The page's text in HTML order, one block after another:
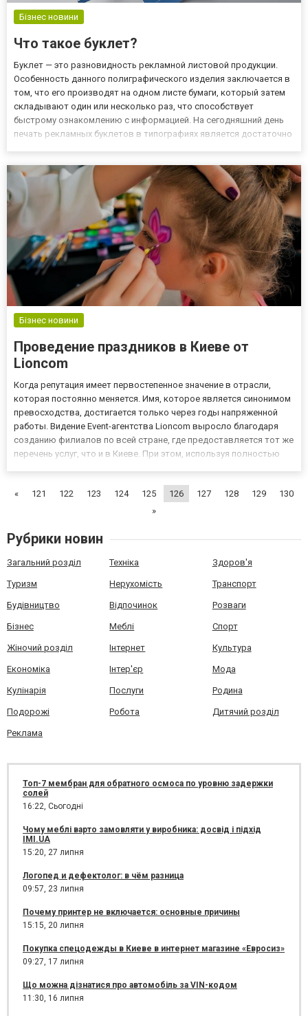
Бізнес новини
Что такое буклет?
Буклет — это разновидность рекламной листовой продукции.
Особенность данного полиграфического изделия заключается в
том, что его производят на одном листе бумаги, который затем
складывают один или несколько раз, что способствует
быстрому ознакомлению с информацией. На сегодняшний день
печать рекламных буклетов в типографиях является достаточно
Бізнес новини
Проведение праздников в Киеве от
Lioncom
Когда репутация имеет первостепенное значение в отрасли,
которая постоянно меняется. Имя, которое является синонимом
превосходства, достигается только через годы напряженной
работы. Видение Event-агентства Lioncom выросло благодаря
созданию филиалов по всей стране, где предоставляется тот же
перечень услуг, что и в Киеве. При этом, используя полностью
«
121 122 123 124 125 126 127 128 129
130
»
Рубрики новин
Загальний розділ Техніка Здоров'я
Туризм Нерухомість Транспорт
Будівництво Відпочинок Розваги
Бізнес Меблі Спорт
Жіночий розділ Інтернет Культура
Економіка Інтер'єр Мода
Кулінарія Послуги Родина
Подорожі Робота Дитячий розділ
Реклама
Топ-7 мембран для обратного осмоса по уровню задержки
солей
16:22, Сьогодні
Чому меблі варто замовляти у виробника: досвід і підхід
IMI.UA
15:20, 27 липня
Логопед и дефектолог: в чём разница
09:57, 23 липня
Почему принтер не включается: основные причины
15:15, 20 липня
Покупка спецодежды в Киеве в интернет магазине «Евросиз»
09:27, 17 липня
Що можна дізнатися про автомобіль за VIN-кодом
11:30, 16 липня